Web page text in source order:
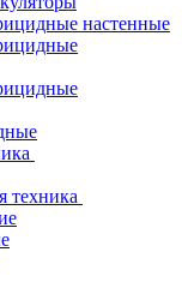
настенные
техника